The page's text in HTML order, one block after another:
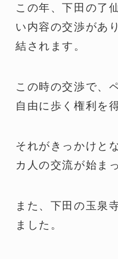
この年、下田の了
い内容の交渉があ
結されます。
この時の交渉で、
自由に歩く権利を
それがきっかけと
カ人の交流が始ま
また、下田の玉泉
ました。